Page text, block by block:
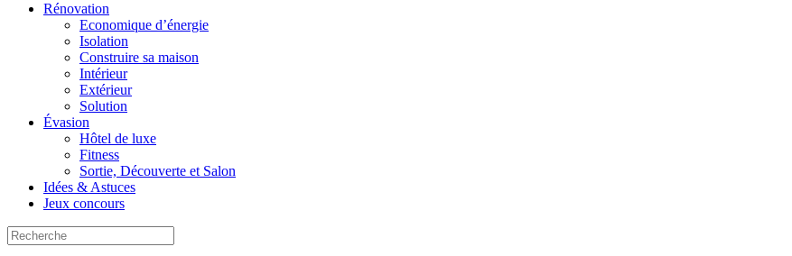
Rénovation
Economique d’énergie
Isolation
Construire sa maison
Intérieur
Extérieur
Solution
Évasion
Hôtel de luxe
Fitness
Sortie, Découverte et Salon
Idées & Astuces
Jeux concours